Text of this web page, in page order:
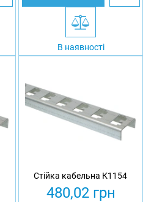
В наявності
Стійка кабельна К1154
480,02грн